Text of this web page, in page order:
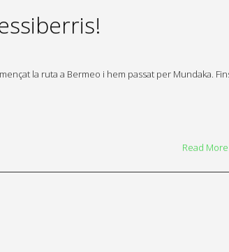
la ruta a Bermeo i hem passat per Mundaka.
Read More